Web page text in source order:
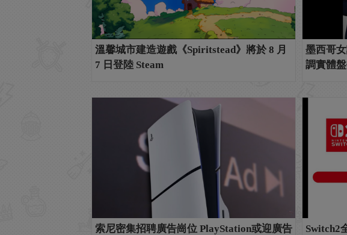
溫馨城市建造遊戲《Spiritstead》將於 8 月
7 日登陸 Steam
墨西哥
調實體
索尼密集招聘廣告崗位 PlayStation或迎廣告
Switch2